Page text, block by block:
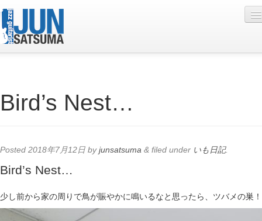
Live Schedule
Photo
YouTube
Bird’s Nest…
Posted 2018年7月12日 byjunsatsuma & filed under いも日記.
Bird’s Nest…
少し前から家の周りで鳥が賑やかに鳴いるなと思ったら、ツバメの巣！